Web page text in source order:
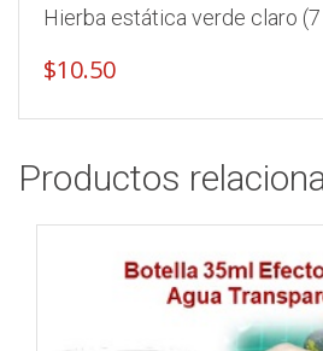
Hierba estática verde claro
$10.50
Productos